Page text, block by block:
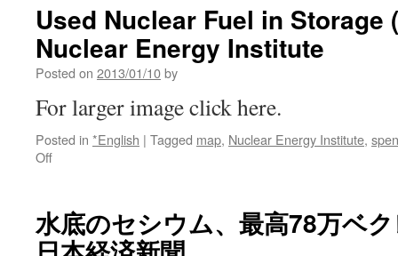
Used Nuclear Fuel in Storage
Nuclear Energy Institute
Posted on 2013/01/10by
For larger image click here.
Posted in *English | Tagged map, Nuclear Energy Institute,
Offon
Fuel
in
Storage
水底のセシウム、最高78万ベ